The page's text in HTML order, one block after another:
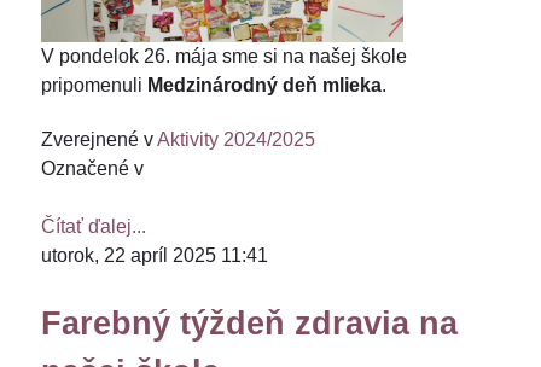
V pondelok 26. mája sme si na našej škole
pripomenuli Medzinárodný deň mlieka.
Zverejnené vAktivity 2024/2025
Označené v
Čítať ďalej...
utorok, 22 apríl 2025 11:41
Farebný týždeň zdravia na